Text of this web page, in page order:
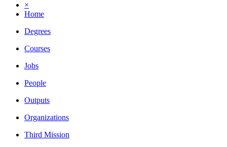
×
Home
Degrees
Courses
Jobs
People
Outputs
Organizations
Third Mission